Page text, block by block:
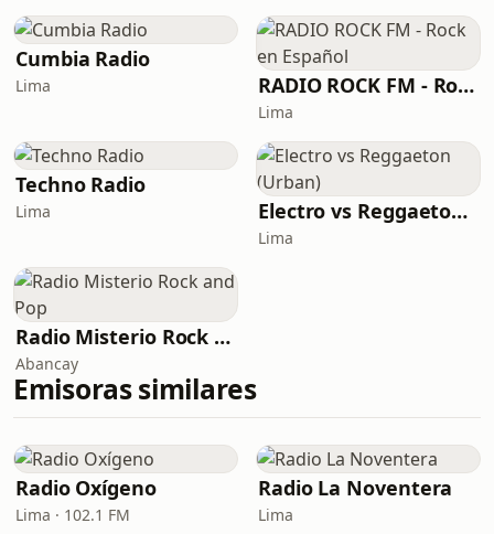
Cumbia Radio
Lima RADIO ROCK FM - Rock en Español
Lima
Techno Radio
Lima Electro vs Reggaeton (Urban)
Lima
Radio Misterio Rock and Pop
Abancay
Emisoras similares
Radio Oxígeno
Lima · 102.1 FM
Radio La Noventera
Lima